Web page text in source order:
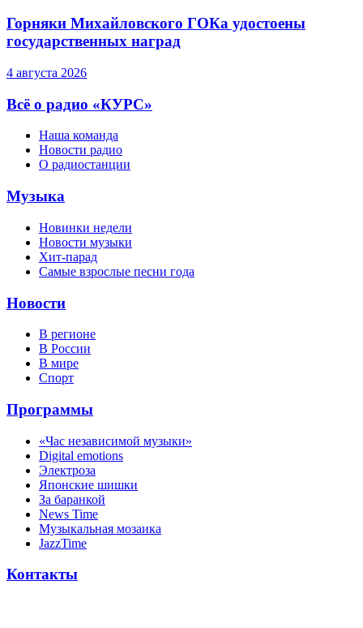
Горняки Михайловского ГОКа удостоены
государственных наград
4 августа 2026
Всё о радио «КУРС»
Наша команда
Новости радио
О радиостанции
Музыка
Новинки недели
Новости музыки
Хит-парад
Самые взрослые песни года
Новости
В регионе
В России
В мире
Спорт
Программы
«Час независимой музыки»
Digital emotions
Электроза
Японскиe шишки
За баранкой
News Time
Музыкальная мозаика
JazzTime
Контакты